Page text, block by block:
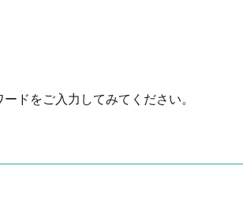
ドをご入力してみてください。